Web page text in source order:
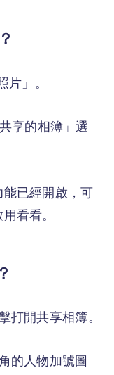
片」。
享的相簿」選
已經開啟，可
看看。
打開共享相簿。
的人物加號圖